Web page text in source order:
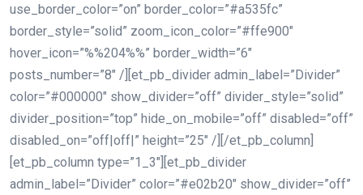
use_border_color=”on” border_color=”#a535fc”
border_style=”solid” zoom_icon_color=”#ffe900″
hover_icon=”%%204%%” border_width=”6″
posts_number=”8″ /][et_pb_divider admin_label=”Divider”
color=”#000000″ show_divider=”off” divider_style=”solid”
divider_position=”top” hide_on_mobile=”off” disabled=”off”
disabled_on=”off|off|” height=”25″ /][/et_pb_column]
[et_pb_column type=”1_3″][et_pb_divider
admin_label=”Divider” color=”#e02b20″ show_divider=”off”